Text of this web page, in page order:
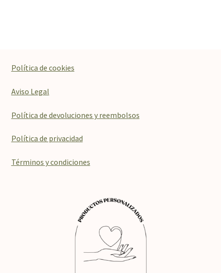
Política de cookies
Aviso Legal
Política de devoluciones y reembolsos
Política de privacidad
Términos y condiciones